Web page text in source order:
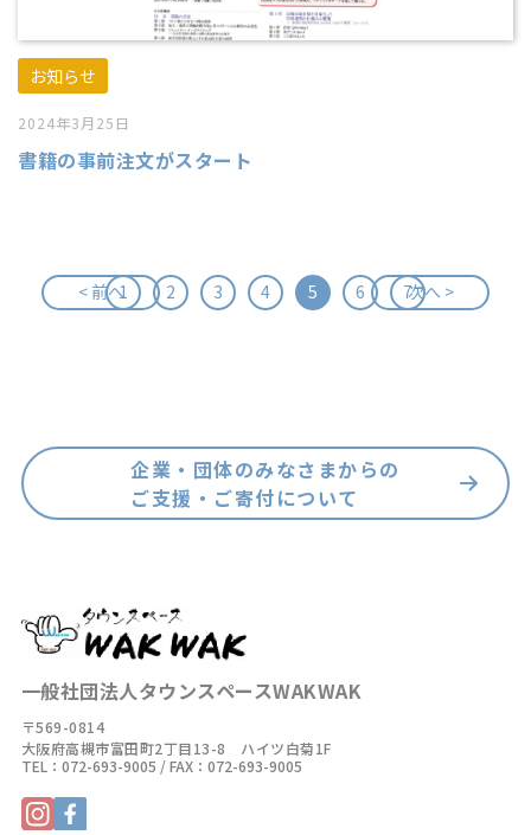
お知らせ
2024年3月25日
書籍の事前注文がスタート
< 前へ1 2 3 4 5 6 7次へ >
企業・団体のみなさまからの
ご支援・ご寄付について
一般社団法人タウンスペースWAKWAK
〒569-0814
大阪府高槻市富田町2丁目13-8 ハイツ白菊1F
TEL： 072-693-9005 / FAX：072-693-9005